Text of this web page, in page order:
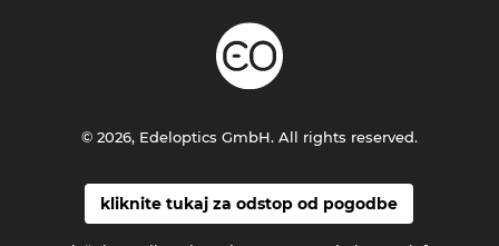
kliknite tukaj za odstop od pogodbe
© 2026, Edeloptics GmbH. All rights reserved.